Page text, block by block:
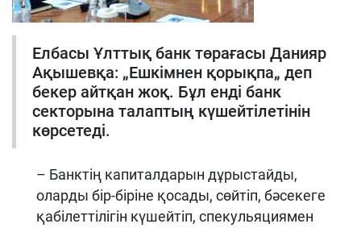
Елбасы Ұлттық банк төрағасы Данияр
Ақышевқа: „Ешкімнен қорықпа„ деп
бекер айтқан жоқ. Бұл енді банк
секторына талаптың күшейтілетінін
көрсетеді.
– Банктің капиталдарын дұрыстайды,
оларды бір-біріне қосады, сөйтіп, бәсекеге
қабілеттілігін күшейтіп, спекульяциямен